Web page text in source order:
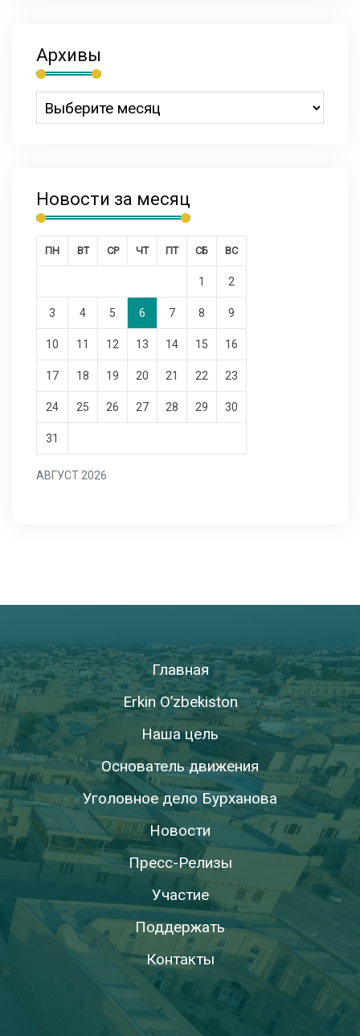
Архивы
Новости за месяц
АВГУСТ 2026
ПН ВТ СР ЧТ ПТ СБ ВС
1 2
3 4 5 6 7 8 9
10 11 12 13 14 15 16
17 18 19 20 21 22 23
24 25 26 27 28 29 30
31
Главная
Erkin O’zbekiston
Наша цель
Основатель движения
Уголовное дело Бурханова
Новости
Пресс-Релизы
Участие
Поддержать
Контакты